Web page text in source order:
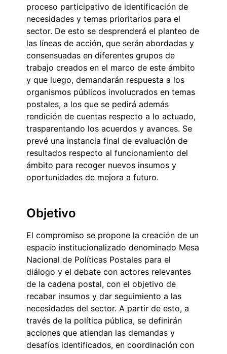
proceso participativo de identificación de
necesidades y temas prioritarios para el
sector. De esto se desprenderá el planteo de
las líneas de acción, que serán abordadas y
consensuadas en diferentes grupos de
trabajo creados en el marco de este ámbito
y que luego, demandarán respuesta a los
organismos públicos involucrados en temas
postales, a los que se pedirá además
rendición de cuentas respecto a lo actuado,
trasparentando los acuerdos y avances. Se
prevé una instancia final de evaluación de
resultados respecto al funcionamiento del
ámbito para recoger nuevos insumos y
oportunidades de mejora a futuro.
Objetivo
El compromiso se propone la creación de un
espacio institucionalizado denominado Mesa
Nacional de Políticas Postales para el
diálogo y el debate con actores relevantes
de la cadena postal, con el objetivo de
recabar insumos y dar seguimiento a las
necesidades del sector. A partir de esto, a
través de la política pública, se definirán
acciones que atiendan las demandas y
desafíos identificados, en coordinación con